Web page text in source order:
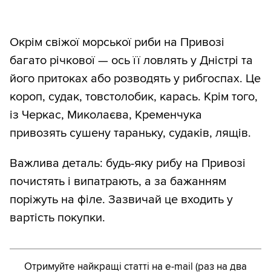
Окрім свіжої морської риби на Привозі
багато річкової — ось її ловлять у Дністрі та
його притоках або розводять у рибгоспах. Це
короп, судак, товстолобик, карась. Крім того,
із Черкас, Миколаєва, Кременчука
привозять сушену тараньку, судаків, лящів.
Важлива деталь: будь-яку рибу на Привозі
почистять і випатрають, а за бажанням
поріжуть на філе. Зазвичай це входить у
вартість покупки.
Отримуйте найкращі статті на e-mail (раз на два